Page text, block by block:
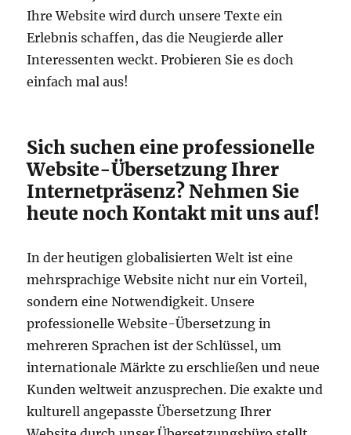
Ihre Website wird durch unsere Texte ein
Erlebnis schaffen, das die Neugierde aller
Interessenten weckt. Probieren Sie es doch
einfach mal aus!
Sich suchen eine professionelle
Website-Übersetzung Ihrer
Internetpräsenz? Nehmen Sie
heute noch Kontakt mit uns auf!
In der heutigen globalisierten Welt ist eine
mehrsprachige Website nicht nur ein Vorteil,
sondern eine Notwendigkeit. Unsere
professionelle Website-Übersetzung in
mehreren Sprachen ist der Schlüssel, um
internationale Märkte zu erschließen und neue
Kunden weltweit anzusprechen. Die exakte und
kulturell angepasste Übersetzung Ihrer